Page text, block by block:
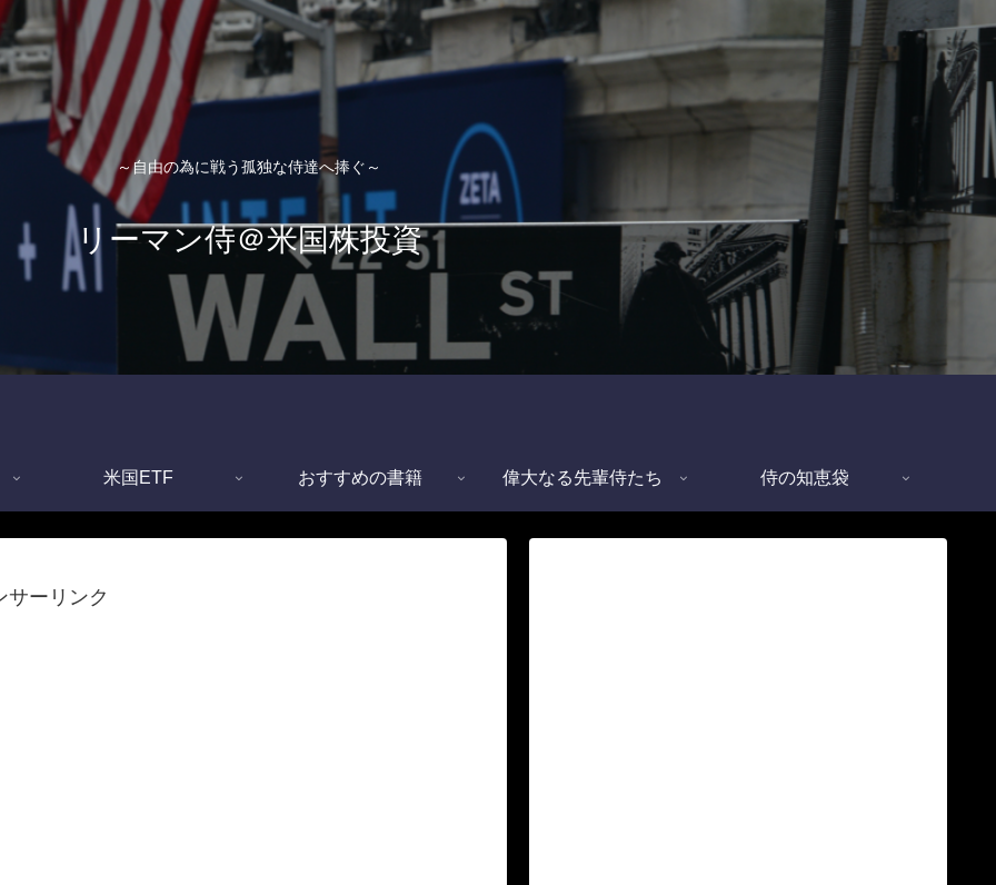
～自由の為に戦う孤独な侍達へ捧ぐ～
リーマン侍＠米国株投資
米国ETF おすすめの書籍 偉大なる先輩侍たち 侍の知恵袋
サーリンク